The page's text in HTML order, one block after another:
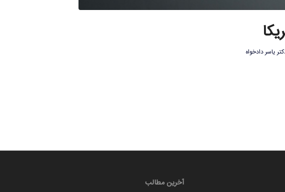
یاسر دادخواه
آخرین مطالب